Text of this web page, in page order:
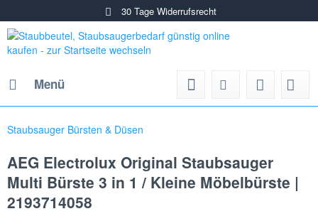
30 Tage Widerrufsrecht
Menü
Staubsauger Bürsten & Düsen
AEG Electrolux Original Staubsauger
Multi Bürste 3 in 1 / Kleine Möbelbürste |
2193714058